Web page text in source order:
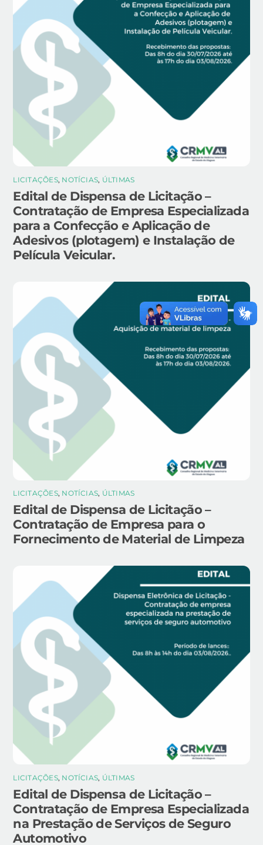
LICITAÇÕES, NOTÍCIAS, ÚLTIMAS
Edital de Dispensa de Licitação –
Contratação de Empresa Especializada
para a Confecção e Aplicação de
Adesivos (plotagem) e Instalação de
Película Veicular.
LICITAÇÕES, NOTÍCIAS, ÚLTIMAS
Edital de Dispensa de Licitação –
Contratação de Empresa para o
Fornecimento de Material de Limpeza
LICITAÇÕES, NOTÍCIAS, ÚLTIMAS
Edital de Dispensa de Licitação –
Contratação de Empresa Especializada
na Prestação de Serviços de Seguro
Automotivo